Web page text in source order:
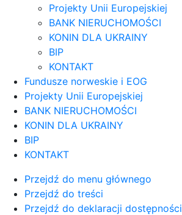
Projekty Unii Europejskiej
BANK NIERUCHOMOŚCI
KONIN DLA UKRAINY
BIP
KONTAKT
Fundusze norweskie i EOG
Projekty Unii Europejskiej
BANK NIERUCHOMOŚCI
KONIN DLA UKRAINY
BIP
KONTAKT
Przejdź do menu głównego
Przejdź do treści
Przejdź do deklaracji dostępności